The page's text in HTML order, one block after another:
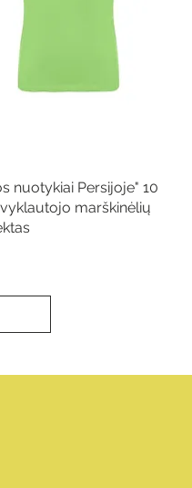
Quick View
nuotykiai Persijoje" 10
marškinėlių